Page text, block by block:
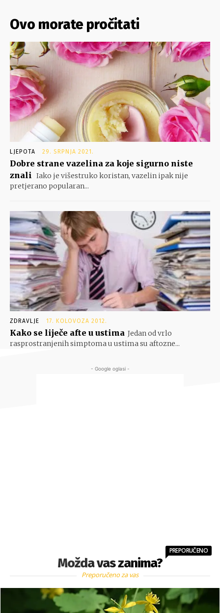
Ovo morate pročitati
LJEPOTA 29. SRPNJA 2021.
Dobre strane vazelina za koje sigurno niste
znali Iako je višestruko koristan, vazelin ipak nije
pretjerano popularan...
ZDRAVLJE 17. KOLOVOZA 2012.
Kako se liječe afte u ustima Jedan od vrlo
rasprostranjenih simptoma u ustima su aftozne...
- Google oglasi -
Možda vas zanima?
PREPORUČENO
Preporučeno za vas